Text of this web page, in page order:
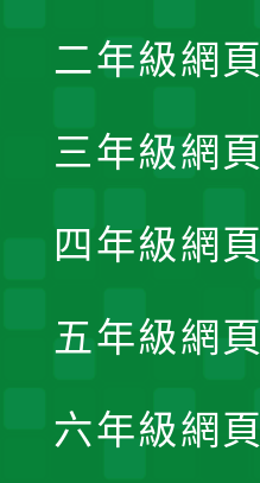
二年級網頁
三年級網頁
四年級網頁
五年級網頁
六年級網頁